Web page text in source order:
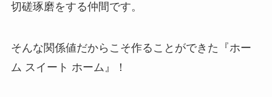
切磋琢磨をする仲間です。
そんな関係値だからこそ作ることができた『ホー
ム スイート ホーム』！